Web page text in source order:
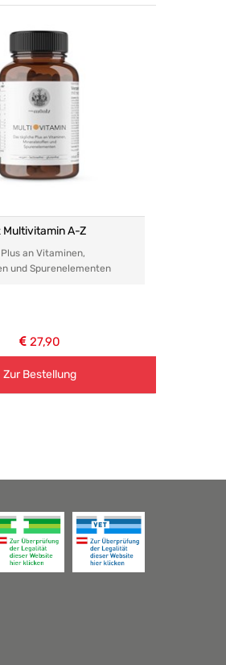
Multivitamin A-Z
an Vitaminen,
und Spurenelementen
27,90
Zur Bestellung